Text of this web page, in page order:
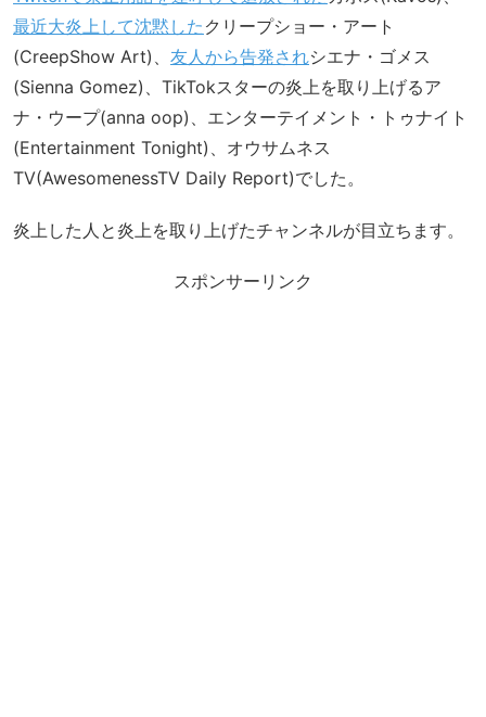
最近大炎上して沈黙した クリープショー・アート
(CreepShow Art)、 友人から告発されシエナ・ゴメス
(Sienna Gomez)、TikTokスターの炎上を取り上げるア
ナ・ウープ(anna oop)、エンターテイメント・トゥナイト
(Entertainment Tonight)、オウサムネス
TV(AwesomenessTV Daily Report)でした。
炎上した人と炎上を取り上げたチャンネルが目立ちます。
スポンサーリンク